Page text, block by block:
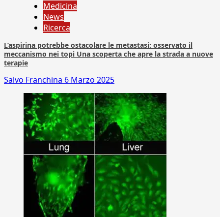
Medicina
News
Ricerca
L’aspirina potrebbe ostacolare le metastasi: osservato il
meccanismo nei topi Una scoperta che apre la strada a nuove
terapie
Salvo Franchina 6 Marzo 2025